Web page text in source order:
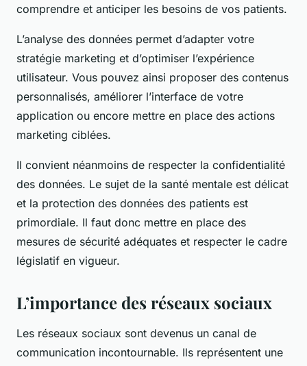
comprendre et anticiper les besoins de vos patients.
L’analyse des données permet d’adapter votre
stratégie marketing et d’optimiser l’expérience
utilisateur. Vous pouvez ainsi proposer des contenus
personnalisés, améliorer l’interface de votre
application ou encore mettre en place des actions
marketing ciblées.
Il convient néanmoins de respecter la confidentialité
des données. Le sujet de la santé mentale est délicat
et la protection des données des patients est
primordiale. Il faut donc mettre en place des
mesures de sécurité adéquates et respecter le cadre
législatif en vigueur.
L’importance des réseaux sociaux
Les réseaux sociaux sont devenus un canal de
communication incontournable. Ils représentent une